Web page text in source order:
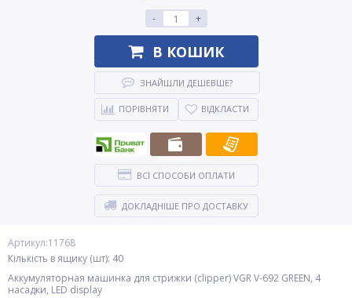
Артикул:11768
Кількість в ящику (шт): 40
Аккумуляторная машинка для стрижки (clipper) VGR V-692 GREEN, 4
насадки, LED display
-
+
В КОШИК
ЗНАЙШЛИ ДЕШЕВШЕ?
ПОРІВНЯТИ ВІДКЛАСТИ
ВСІ СПОСОБИ ОПЛАТИ
ДОКЛАДНІШЕ ПРО ДОСТАВКУ